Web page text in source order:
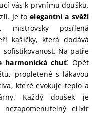
vás k prvnímu doušku.
Je toelegantní a svěží
, mistrovsky posílená
kašičky, která dodává
Na patře
harmonická chuť. Opět
propletené s lákavou
které evokuje teplo a
Každý doušek je
elixír